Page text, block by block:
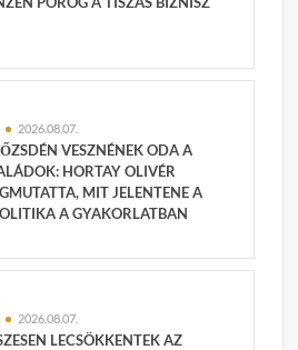
2026.08.07.
VESZNÉNEK ODA A
HORTAY OLIVÉR
MIT JELENTENE A
A GYAKORLATBAN
2026.08.07.
LECSÖKKENTEK AZ